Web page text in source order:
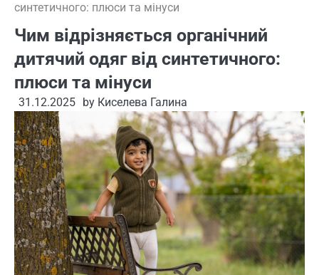
синтетичного: плюси та мінуси
Чим відрізняється органічний
дитячий одяг від синтетичного:
плюси та мінуси
31.12.2025 by Киселева Галина